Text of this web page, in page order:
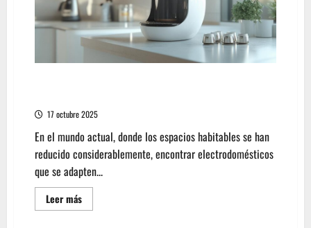
17 octubre 2025
En el mundo actual, donde los espacios habitables se han
reducido considerablemente, encontrar electrodomésticos
que se adapten...
Leer másLeer
más